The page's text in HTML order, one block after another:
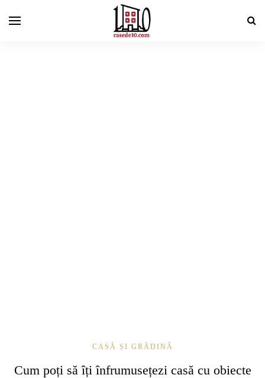
CASĂ ȘI GRĂDINĂ
Cum poți să îți înfrumusețezi casă cu obiecte